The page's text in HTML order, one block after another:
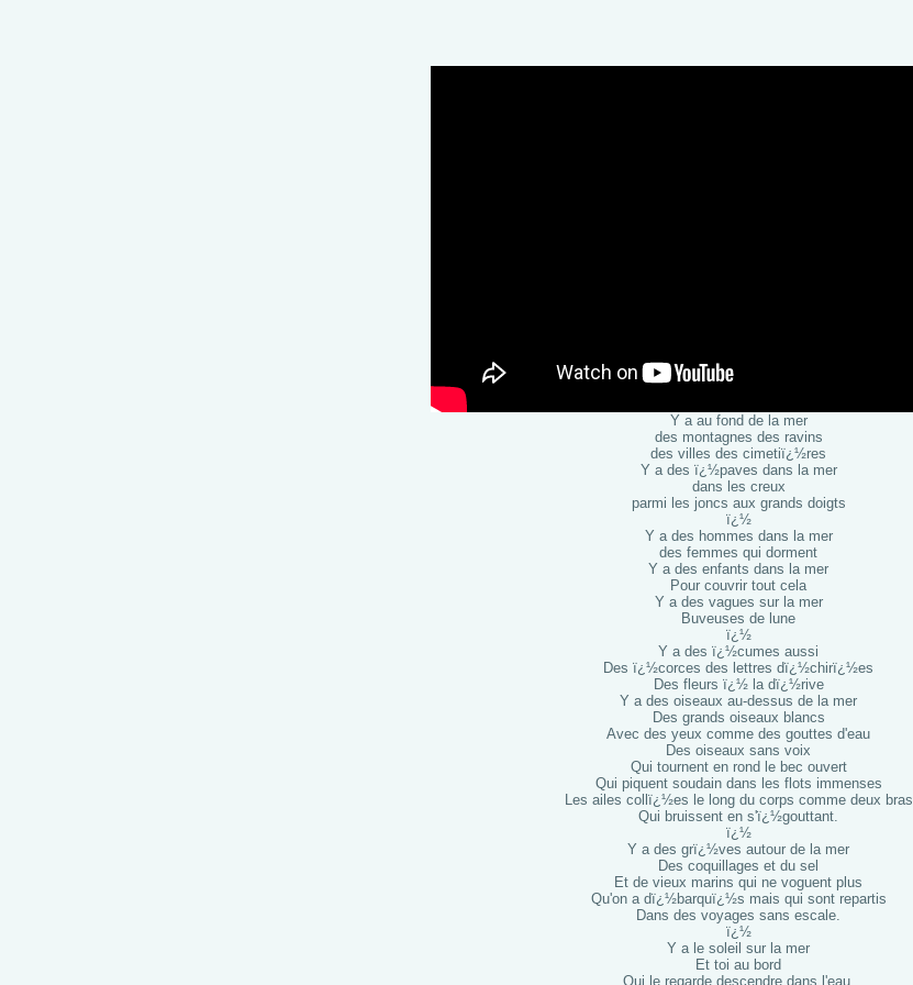
Y a au fond de la mer
des montagnes des ravins
des villes des cimetiï¿½res
Y a des ï¿½paves dans la mer
dans les creux
parmi les joncs aux grands doigts
ï¿½
Y a des hommes dans la mer
des femmes qui dorment
Y a des enfants dans la mer
Pour couvrir tout cela
Y a des vagues sur la mer
Buveuses de lune
ï¿½
Y a des ï¿½cumes aussi
Des ï¿½corces des lettres dï¿½chirï¿½es
Des fleurs ï¿½ la dï¿½rive
Y a des oiseaux au-dessus de la mer
Des grands oiseaux blancs
Avec des yeux comme des gouttes d'eau
Des oiseaux sans voix
Qui tournent en rond le bec ouvert
Qui piquent soudain dans les flots immenses
Les ailes collï¿½es le long du corps comme deux bras
Qui bruissent en s'ï¿½gouttant.
ï¿½
Y a des grï¿½ves autour de la mer
Des coquillages et du sel
Et de vieux marins qui ne voguent plus
Qu'on a dï¿½barquï¿½s mais qui sont repartis
Dans des voyages sans escale.
ï¿½
Y a le soleil sur la mer
Et toi au bord
Qui le regarde descendre dans l'eau.